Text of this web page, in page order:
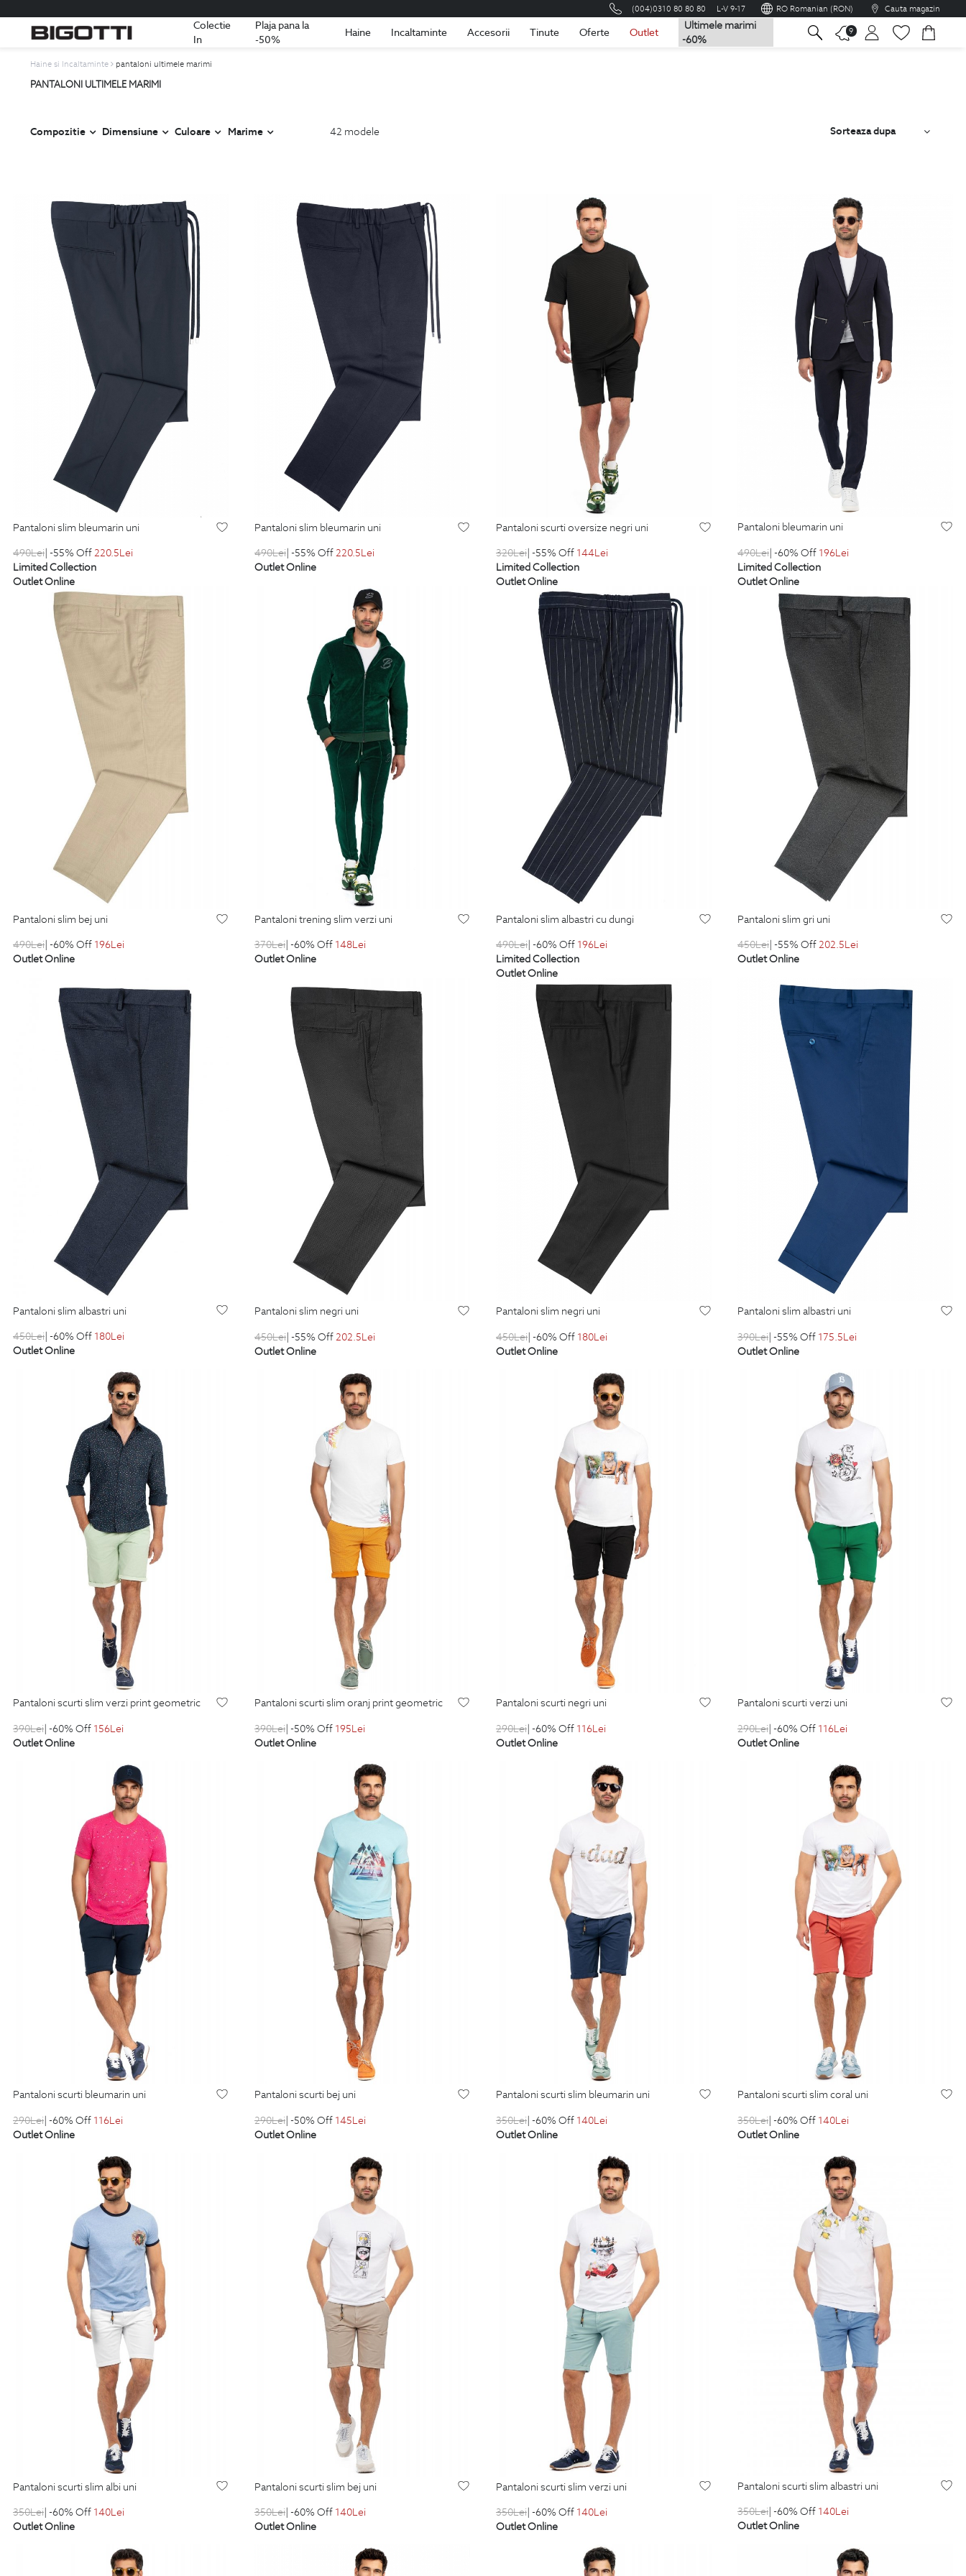
(004)0310 80 80 80 L-V 9-17 RO Romanian (RON) Cauta magazin
Colectie
In
Plaja pana la
-50%
Haine Incaltaminte Accesorii Tinute Oferte Outlet
Ultimele marimi
-60%
9
Romania Romana
Haine si Incaltaminte pantaloni ultimele marimi
PANTALONI ULTIMELE MARIMI
Sorteaza dupa
Compozitie Dimensiune Culoare Marime 42 modele
pantaloni slim bleumarin uni
490Lei | -55% Off220.5Lei
Limited Collection
Outlet Online
pantaloni slim bleumarin uni
490Lei | -55% Off220.5Lei
Outlet Online
pantaloni scurti oversize negri uni
320Lei | -55% Off 144Lei
Limited Collection
Outlet Online
pantaloni bleumarin uni
490Lei| -60% Off 196Lei
Limited Collection
Outlet Online
pantaloni slim bej uni
490Lei | -60% Off 196Lei
Outlet Online
pantaloni trening slim verzi uni
370Lei | -60% Off 148Lei
Outlet Online
pantaloni slim albastri cu dungi
490Lei | -60% Off 196Lei
Limited Collection
Outlet Online
pantaloni slim gri uni
450Lei | -55% Off202.5Lei
Outlet Online
pantaloni slim albastri uni
450Lei| -60% Off 180Lei
Outlet Online
pantaloni slim negri uni
450Lei| -55% Off 202.5Lei
Outlet Online
pantaloni slim negri uni
450Lei| -60% Off 180Lei
Outlet Online
pantaloni slim albastri uni
390Lei| -55% Off 175.5Lei
Outlet Online
pantaloni scurti slim verzi print geometric
390Lei| -60% Off 156Lei
Outlet Online
pantaloni scurti slim oranj print geometric
390Lei| -50% Off 195Lei
Outlet Online
pantaloni scurti negri uni
290Lei| -60% Off 116Lei
Outlet Online
pantaloni scurti verzi uni
290Lei| -60% Off 116Lei
Outlet Online
pantaloni scurti bleumarin uni
290Lei| -60% Off 116Lei
Outlet Online
pantaloni scurti bej uni
290Lei| -50% Off 145Lei
Outlet Online
pantaloni scurti slim bleumarin uni
350Lei| -60% Off 140Lei
Outlet Online
pantaloni scurti slim coral uni
350Lei| -60% Off 140Lei
Outlet Online
pantaloni scurti slim albi uni
350Lei| -60% Off 140Lei
Outlet Online
pantaloni scurti slim bej uni
350Lei| -60% Off 140Lei
Outlet Online
pantaloni scurti slim verzi uni
350Lei| -60% Off 140Lei
Outlet Online
pantaloni scurti slim albastri uni
350Lei| -60% Off 140Lei
Outlet Online